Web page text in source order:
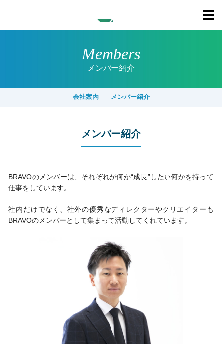
Members
メンバー紹介
会社案内｜ メンバー紹介
メンバー紹介
BRAVOのメンバーは、それぞれが何か“成長”したい何かを持って
仕事をしています。
社内だけでなく、社外の優秀なディレクターやクリエイターも
BRAVOのメンバーとして集まって活動してくれています。